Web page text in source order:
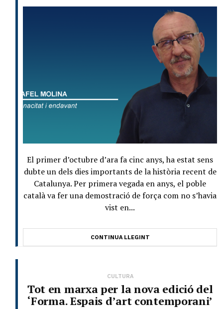
El primer d’octubre d’ara fa cinc anys, ha estat sens
dubte un dels dies importants de la història recent de
Catalunya. Per primera vegada en anys, el poble
català va fer una demostració de força com no s’havia
vist en...
CONTINUA LLEGINT
CULTURA
Tot en marxa per la nova edició del
‘Forma. Espais d’art contemporani’